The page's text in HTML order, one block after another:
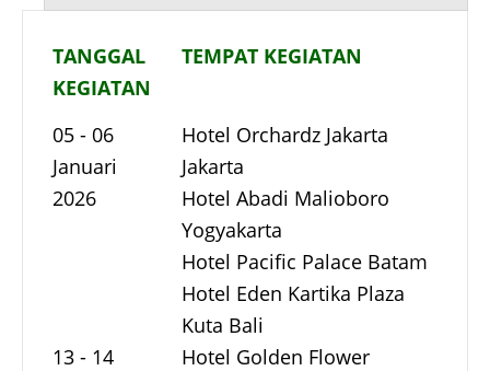
TANGGAL
KEGIATAN
TEMPAT KEGIATAN
05 - 06
Januari
2026
13 - 14
Hotel Orchardz Jakarta
Jakarta
Hotel Abadi Malioboro
Yogyakarta
Hotel Pacific Palace Batam
Hotel Eden Kartika Plaza
Kuta Bali
Hotel Golden Flower